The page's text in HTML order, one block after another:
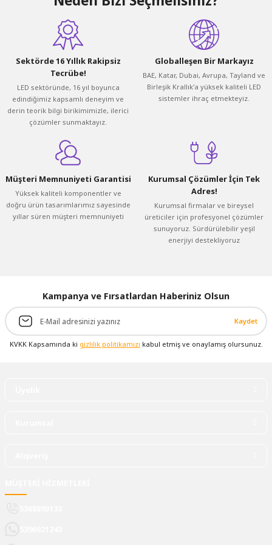
Sektörde 16 Yıllık Rakipsiz
Tecrübe!
LED sektöründe, 16 yıl boyunca
edindiğimiz kapsamlı deneyim ve
derin teorik bilgi birikimimizle, ilerici
çözümler sunmaktayız.
Globalleşen Bir Markayız
BAE, Katar, Dubai, Avrupa, Tayland ve
Birleşik Krallık'a yüksek kaliteli LED
sistemler ihraç etmekteyiz.
Müşteri Memnuniyeti Garantisi
Yüksek kaliteli komponentler ve
doğru ürün tasarımlarımız sayesinde
yıllar süren müşteri memnuniyeti
Kurumsal Çözümler İçin Tek
Adres!
Kurumsal firmalar ve bireysel
üreticiler için profesyonel çözümler
sunuyoruz. Sürdürülebilir yeşil
enerjiyi destekliyoruz
Kampanya ve Fırsatlardan Haberiniz Olsun
Kaydet
KVKK Kapsamında ki gizlilik politikamızı kabul etmiş ve onaylamış olursunuz.